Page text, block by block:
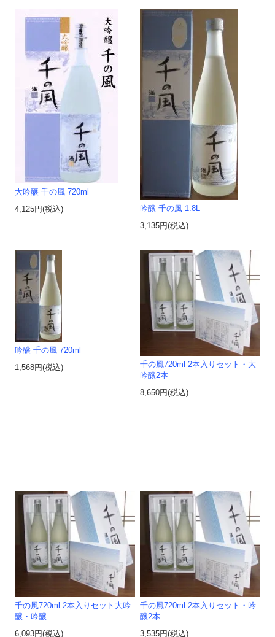
大吟醸 千の風 720ml
4,125円(税込)
吟醸 千の風 1.8L
3,135円(税込)
吟醸 千の風 720ml
1,568円(税込)
千の風720ml 2本入りセット・大
吟醸2本
8,650円(税込)
千の風720ml 2本入りセット大吟
醸・吟醸
6,093円(税込)
千の風720ml 2本入りセット・吟
醸2本
3,535円(税込)